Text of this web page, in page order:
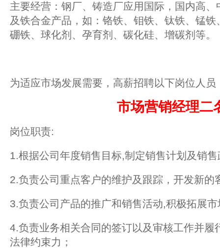
主要经营：钢厂、铸造厂应用国际，国内高
及铁合金产品，如：铬铁、钼铁、钛铁、锰
硼铁、球化剂、孕育剂、碳化硅、增碳剂等。
为适应市场发展需要，高薪招聘以下岗位人员
市场营销经理二
岗位职责:
1.根据公司年度销售目标,制定销售计划及销
2.负责公司重点客户的维护及跟踪，开发新
3.负责公司产品的推广和销售活动,积极拓展
4.负责业务相关合同的签订以及审核工作并履
法律约束力；